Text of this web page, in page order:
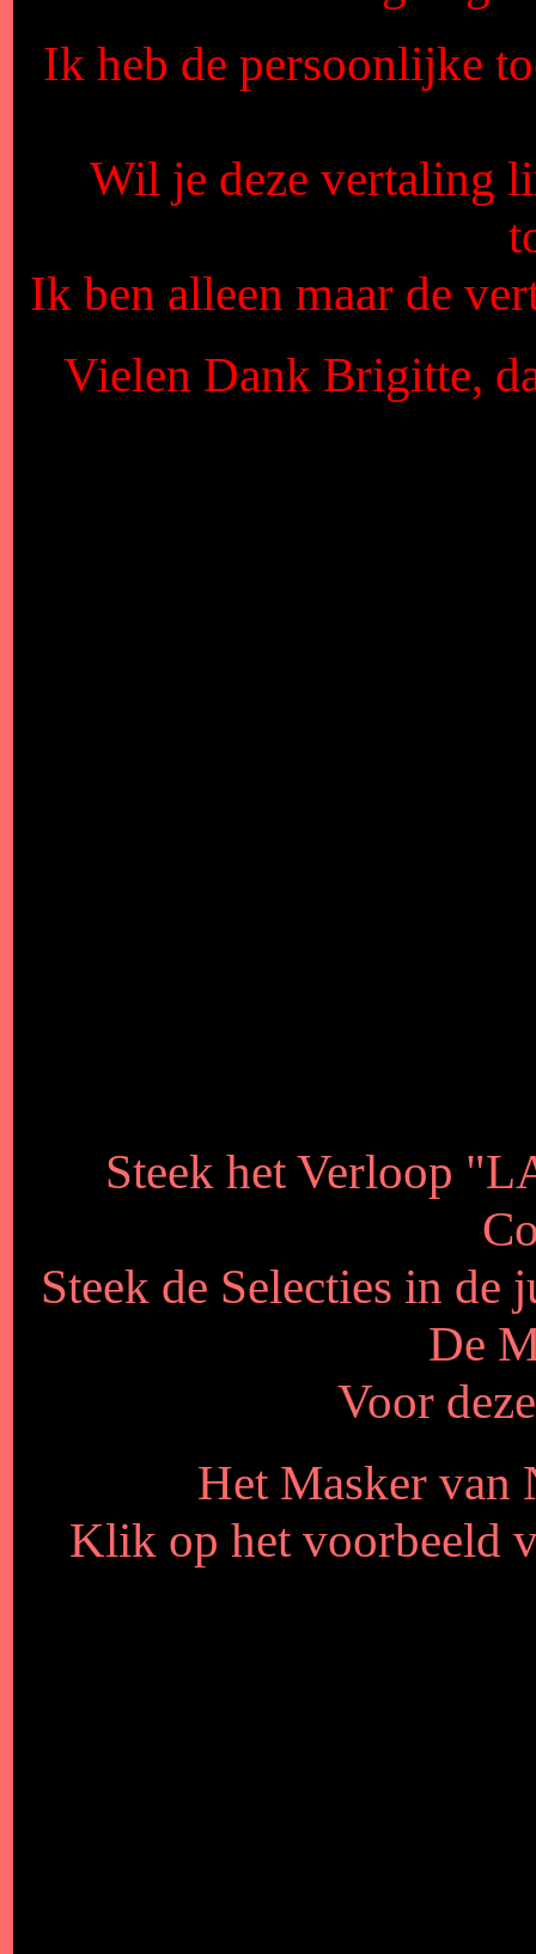
Ik heb de persoonlijke
Wil je deze vertaling
Ik ben alleen maar de
Vielen Dank Brigitte,
Steek het Verloop
Steek de Selecties in de
De
Voor
Het Masker van
Klik op het voorbeeld